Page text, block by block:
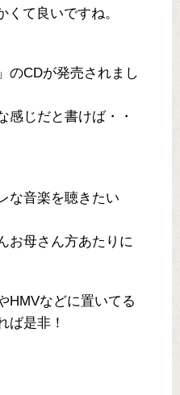
くて良いですね。
のCDが発売されまし
感じだと書けば・・
な音楽を聴きたい
お母さん方あたりに
HMVなどに置いてる
ば是非！